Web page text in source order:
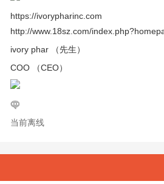
https://ivorypharinc.com
http://www.18sz.com/
ivory phar （先生）
COO （CEO）
当前离线